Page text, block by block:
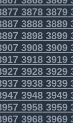
38783879
38883889
38983899
39083909
39183919
39283929
39383939
39483949
39583959
39683969